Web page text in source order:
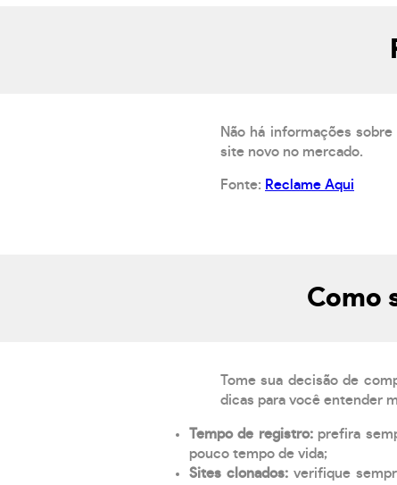
Não há informações
site novo no mercado.
Fonte: Reclame Aqui
Como
Tome sua decisão de
dicas para você entender
Tempo de registro: prefira
pouco tempo de vida;
Sites clonados: verifique